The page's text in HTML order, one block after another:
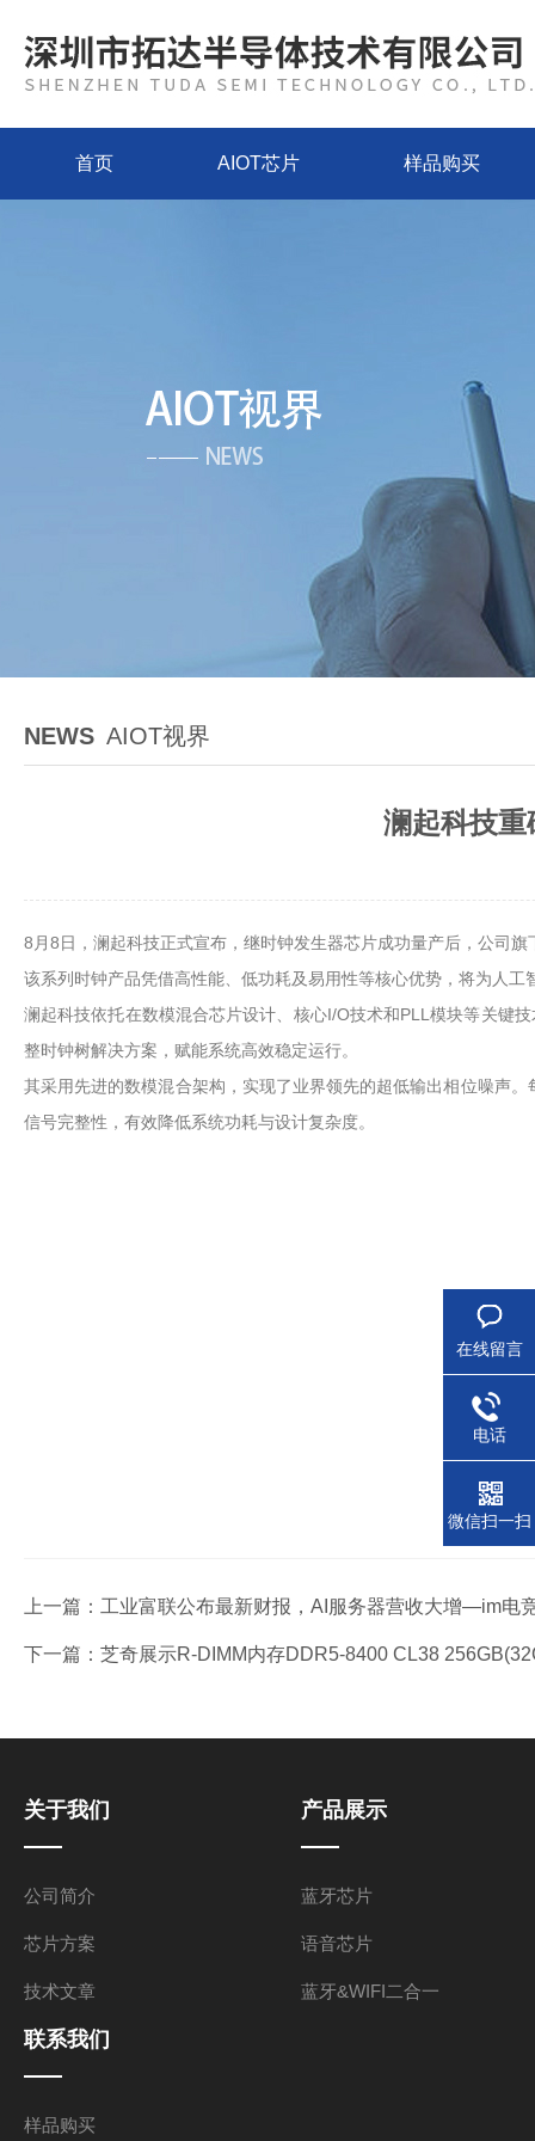
首页 AIOT芯片 样品购买
NEWS AIOT视界
澜起科技
8月8日，澜起科技正式宣布，继时钟发生器芯片成功量产后，公司
该系列时钟产品凭借高性能、低功耗及易用性等核心优势，将为人
澜起科技依托在数模混合芯片设计、核心I/O技术和PLL模块等关键
整时钟树解决方案，赋能系统高效稳定运行。
其采用先进的数模混合架构，实现了业界领先的超低输出相位噪声
信号完整性，有效降低系统功耗与设计复杂度。
上一篇： 工业富联公布最新财报，AI服务器营收大增—im电
下一篇： 芝奇展示R-DIMM内存DDR5-8400 CL38 256GB(32GBx8)
关于我们
公司简介
芯片方案
技术文章
产品展示
蓝牙芯片
语音芯片
蓝牙&WIFI二合一
联系我们
样品购买
在线留言
电话
微信扫一扫